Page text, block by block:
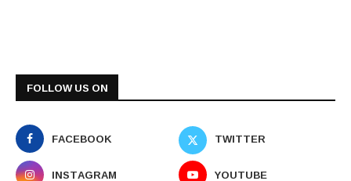
FOLLOW US ON
FACEBOOK
TWITTER
INSTAGRAM
YOUTUBE